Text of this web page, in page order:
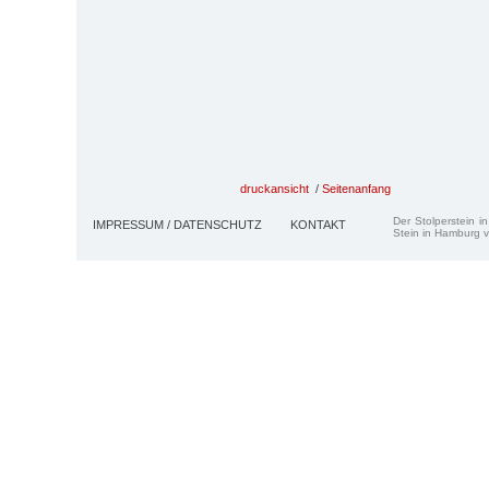
druckansicht / Seitenanfang
IMPRESSUM / DATENSCHUTZ KONTAKT
Der Stolperstein
Stein in Hamburg